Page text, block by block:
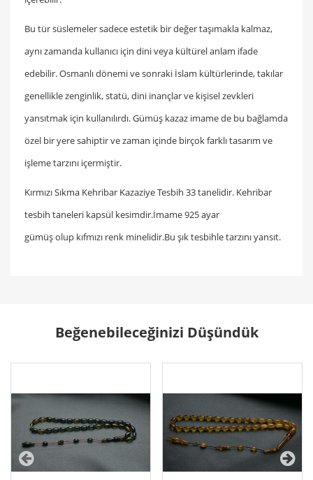
Bu tür süslemeler sadece estetik bir değer taşımakla kalmaz,
aynı zamanda kullanıcı için dini veya kültürel anlam ifade
edebilir. Osmanlı dönemi ve sonraki İslam kültürlerinde, takılar
genellikle zenginlik, statü, dini inançlar ve kişisel zevkleri
yansıtmak için kullanılırdı. Gümüş kazaz imame de bu bağlamda
özel bir yere sahiptir ve zaman içinde birçok farklı tasarım ve
işleme tarzını içermiştir.
Kırmızı Sıkma Kehribar Kazaziye Tesbih 33 tanelidir. Kehribar
tesbih taneleri kapsül kesimdir.İmame 925 ayar
gümüş olup kıfmızı renk minelidir.Bu şık tesbihle tarzını yansıt.
Beğenebileceğinizi Düşündük